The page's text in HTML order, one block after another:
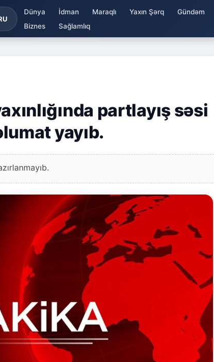
Dünya İdman Maraqlı Yaxın Şərq Gündəm
Biznes
Sağlamlıq
partlayış səsi
yayıb.